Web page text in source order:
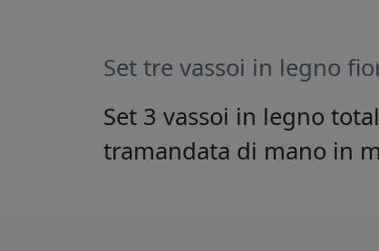
Set tre vassoi in legno
Set 3 vassoi in legno
tramandata di mano in